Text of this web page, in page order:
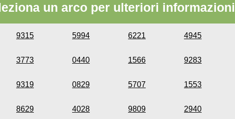
un arco per ulteriori informazioni
9315 5994 6221 4945
3773 0440 1566 9283
9319 0829 5707 1553
8629 4028 9809 2940